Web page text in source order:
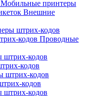
Мобильные принтеры
Внешние
штрих-кодов
Проводные
кодов
кодов